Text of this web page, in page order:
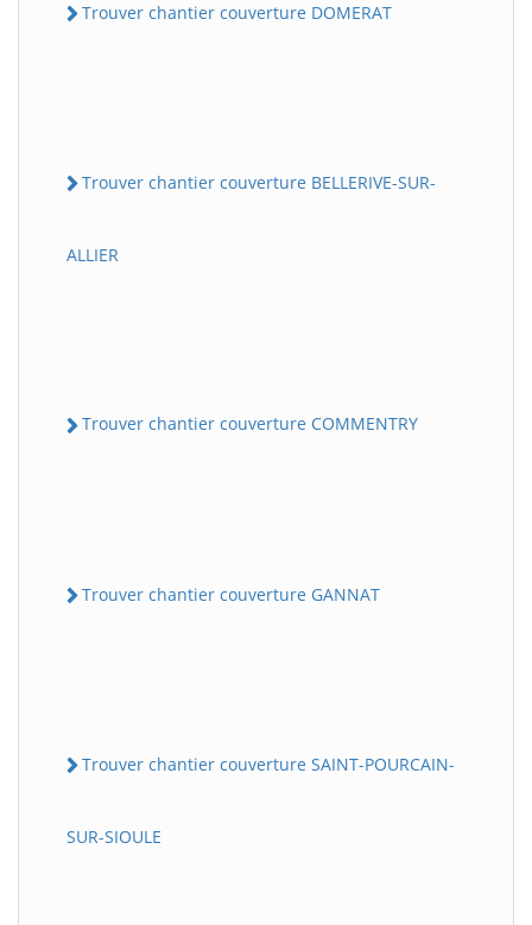
Trouver chantier couverture DOMERAT
Trouver chantier couverture BELLERIVE-SUR-
ALLIER
Trouver chantier couverture COMMENTRY
Trouver chantier couverture GANNAT
Trouver chantier couverture SAINT-POURCAIN-
SUR-SIOULE